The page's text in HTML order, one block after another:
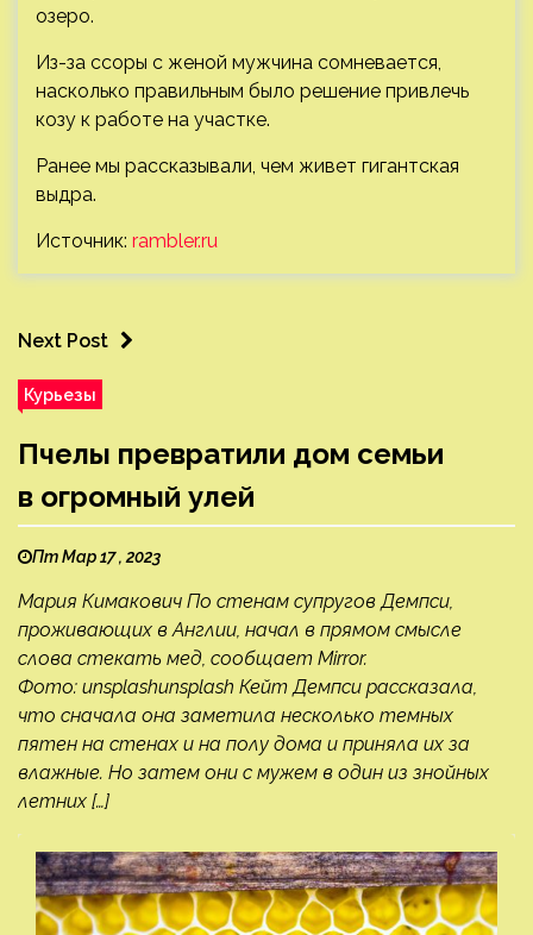
озеро.
Из-за ссоры с женой мужчина сомневается,
насколько правильным было решение привлечь
козу к работе на участке.
Ранее мы рассказывали, чем живет гигантская
выдра.
Источник: rambler.ru
Next Post
Курьезы
Пчелы превратили дом семьи
в огромный улей
Пт Мар 17 , 2023
Мария Кимакович По стенам супругов Демпси,
проживающих в Англии, начал в прямом смысле
слова стекать мед, сообщает Mirror.
Фото: unsplashunsplash Кейт Демпси рассказала,
что сначала она заметила несколько темных
пятен на стенах и на полу дома и приняла их за
влажные. Но затем они с мужем в один из знойных
летних […]